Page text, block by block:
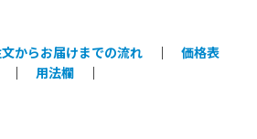
文からお届けまでの流れ ｜ 価格表
｜ 用法欄 ｜